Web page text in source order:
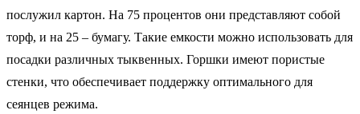
послужил картон. На 75 процентов они представляют собой
торф, и на 25 – бумагу. Такие емкости можно использовать для
посадки различных тыквенных. Горшки имеют пористые
стенки, что обеспечивает поддержку оптимального для
сеянцев режима.